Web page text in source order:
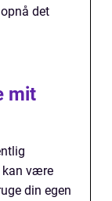
det
mit
kan være
din egen